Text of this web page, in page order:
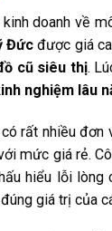
kinh doanh về
Đứcđược giá
cũ siêu thị.
nghiệm lâu
rất nhiều
mức giá rẻ.
hiểu lỗi
giá trị của